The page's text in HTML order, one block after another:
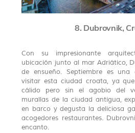
8. Dubrovnik,
Con su impresionante
ubicación junto al mar Adriático,
de ensueño. Septiembre es una
visitar esta ciudad croata, ya
cálido pero sin el agobio del
murallas de la ciudad antigua,
en barco y degusta la deliciosa
acogedores restaurantes.
encanto.